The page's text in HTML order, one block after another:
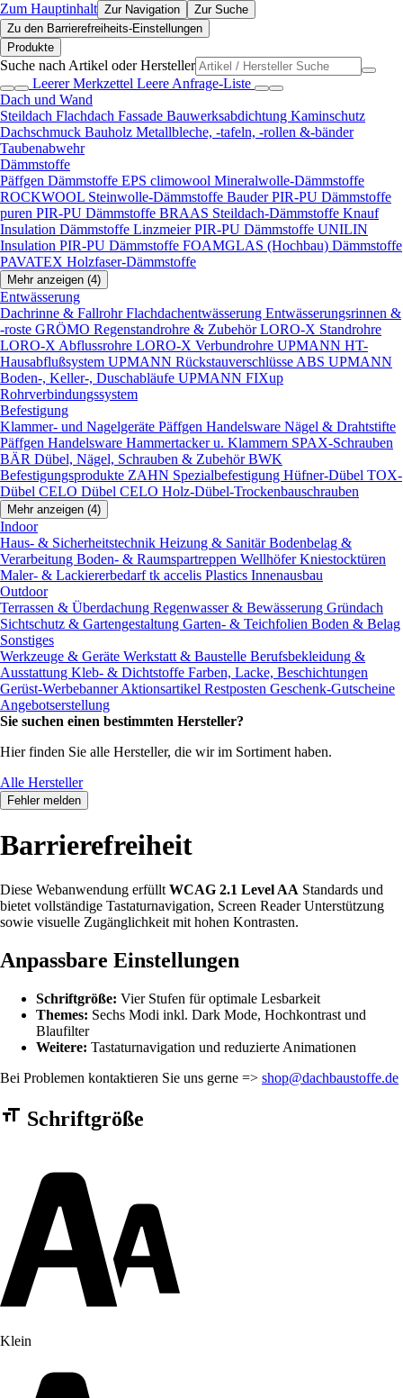
Zum Hauptinhalt Zur Navigation
Zur Suche
Zu den Barrierefreiheits-Einstellungen
Produkte
Suche nach Artikel oder Hersteller
Leerer Merkzettel Leere Anfrage-Liste
Dach und Wand
Steildach Flachdach Fassade Bauwerksabdichtung Kaminschutz
Dachschmuck Bauholz Metallbleche, -tafeln, -rollen &-bänder
Taubenabwehr
Dämmstoffe
Päffgen Dämmstoffe EPS climowool Mineralwolle-Dämmstoffe
ROCKWOOL Steinwolle-Dämmstoffe Bauder PIR-PU Dämmstoffe
puren PIR-PU Dämmstoffe BRAAS Steildach-Dämmstoffe Knauf
Insulation Dämmstoffe Linzmeier PIR-PU Dämmstoffe UNILIN
Insulation PIR-PU Dämmstoffe FOAMGLAS (Hochbau) Dämmstoffe
PAVATEX Holzfaser-Dämmstoffe
Mehr anzeigen (4)
Entwässerung
Dachrinne & FallrohrFlachdachentwässerung Entwässerungsrinnen &
-roste GRÖMO Regenstandrohre & ZubehörLORO-X Standrohre
LORO-X Abflussrohre LORO-X Verbundrohre UPMANN HT-
Hausabflußsystem UPMANN Rückstauverschlüsse ABS UPMANN
Boden-, Keller-, Duschabläufe UPMANN FIXup
Rohrverbindungssystem
Befestigung
Klammer- und Nagelgeräte Päffgen Handelsware Nägel & Drahtstifte
Päffgen Handelsware Hammertacker u. Klammern SPAX-Schrauben
BÄR Dübel, Nägel, Schrauben & ZubehörBWK
Befestigungsprodukte ZAHN Spezialbefestigung Hüfner-Dübel TOX-
Dübel CELO Dübel CELO Holz-Dübel-Trockenbauschrauben
Mehr anzeigen (4)
Indoor
Haus- & Sicherheitstechnik Heizung & SanitärBodenbelag &
Verarbeitung Boden- & Raumspartreppen Wellhöfer Kniestocktüren
Maler- & Lackiererbedarftk accelis Plastics Innenausbau
Outdoor
Terrassen & Überdachung Regenwasser & Bewässerung Gründach
Sichtschutz & Gartengestaltung Garten- & Teichfolien Boden & Belag
Sonstiges
Werkzeuge & Geräte Werkstatt & Baustelle Berufsbekleidung &
Ausstattung Kleb- & Dichtstoffe Farben, Lacke, Beschichtungen
Gerüst-WerbebannerAktionsartikel Restposten Geschenk-Gutscheine
Angebotserstellung
Sie suchen einen bestimmten Hersteller?
Hier finden Sie alle Hersteller, die wir im Sortiment haben.
Alle Hersteller
Fehler melden
Barrierefreiheit
Diese Webanwendung erfüllt WCAG 2.1 Level AA Standards und
bietet vollständige Tastaturnavigation, Screen Reader Unterstützung
sowie visuelle Zugänglichkeit mit hohen Kontrasten.
Anpassbare Einstellungen
Schriftgröße: Vier Stufen für optimale Lesbarkeit
Themes: Sechs Modi inkl. Dark Mode, Hochkontrast und
Blaufilter
Weitere: Tastaturnavigation und reduzierte Animationen
Bei Problemen kontaktieren Sie uns gerne => shop@dachbaustoffe.de
Barrierefreiheit Einstellungen Formular
Schriftgröße
Klein